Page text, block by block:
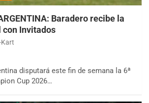
Baradero recibe la
con Invitados
Kart
disputará este fin de semana la 6ª
Cup 2026…